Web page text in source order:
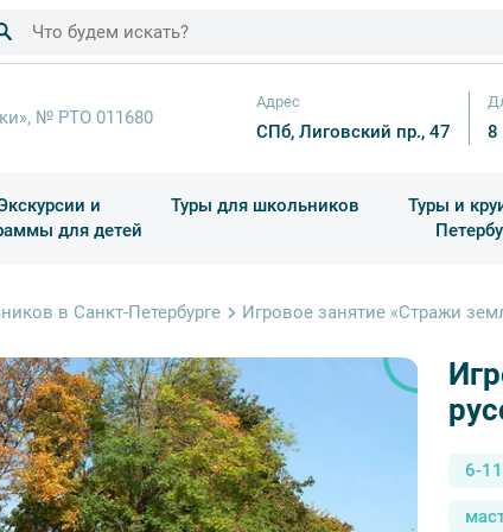
№ РТО 011680
Адрес
СПб, Лиговский пр., 47 8
и
для детей
Туры для школьников
Туры и
в Санкт-Петербурге Игровое занятие «Стражи
6-